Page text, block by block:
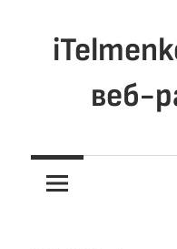
содержимому
веб-
о
вебе.